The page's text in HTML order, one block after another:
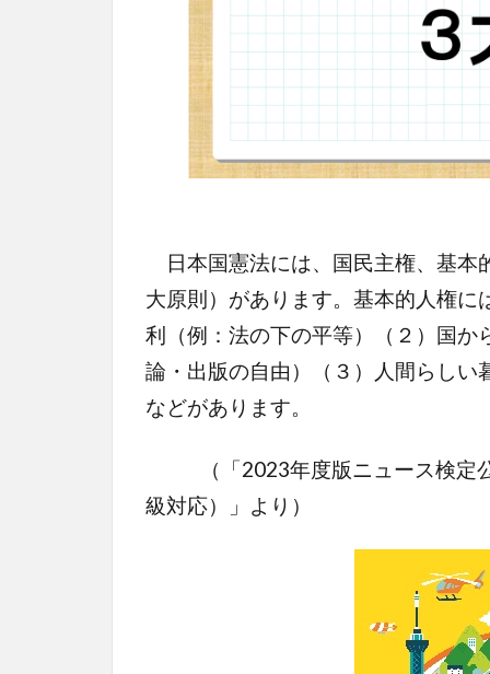
日本国憲法には、国民主権、基本
大原則）があります。基本的人権
利（例：法の下の平等）（２）国
論・出版の自由）（３）人間らし
などがあります。
（「2023年度版ニュース検定公
級対応）」より）